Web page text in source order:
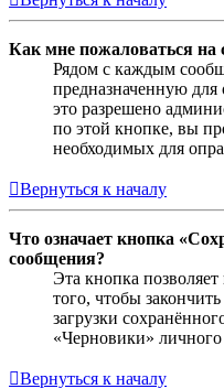
Как мне пожаловаться на
Рядом с каждым
предназначенную
это разрешено
по этой кнопке, вы
необходимых для
Вернуться к началу
Что означает кнопка
сообщения?
Эта кнопка
того, чтобы
загрузки
«Черновики» личного
Вернуться к началу